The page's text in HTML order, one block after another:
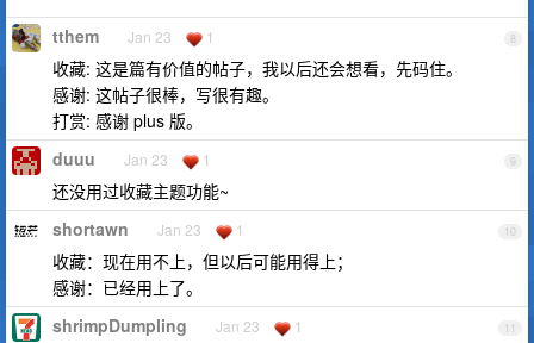
8
tthem Jan 23 1
收藏: 这是篇有价值的帖子，我以后还会想看，先码住。
感谢: 这帖子很棒，写很有趣。
打赏: 感谢 plus 版。
9
duuu Jan 23 1
还没用过收藏主题功能~
10
shortawn Jan 23 1
收藏：现在用不上，但以后可能用得上；
感谢：已经用上了。
11
shrimpDumpling Jan 23 1